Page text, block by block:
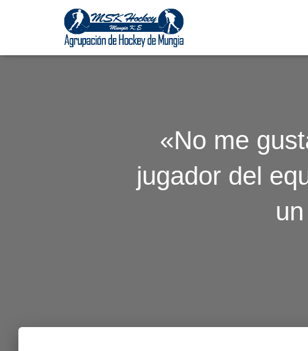
«No me
jugador del